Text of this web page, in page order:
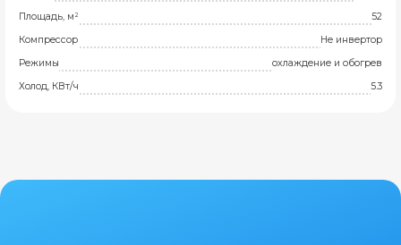
Площадь, м²
52
Компрессор
Не инвертор
Режимы
охлаждение и обогрев
Холод, КВт/ч
5.3